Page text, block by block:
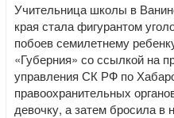
Учительница школы в
края стала фигурантом
побоев семилетнему
«Губерния» со ссылкой на
управления СК РФ по
правоохранительных
девочку, а затем бросила в